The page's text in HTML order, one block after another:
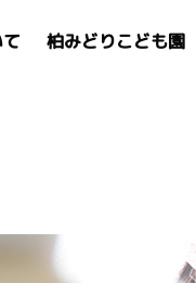
柏みどりこども園